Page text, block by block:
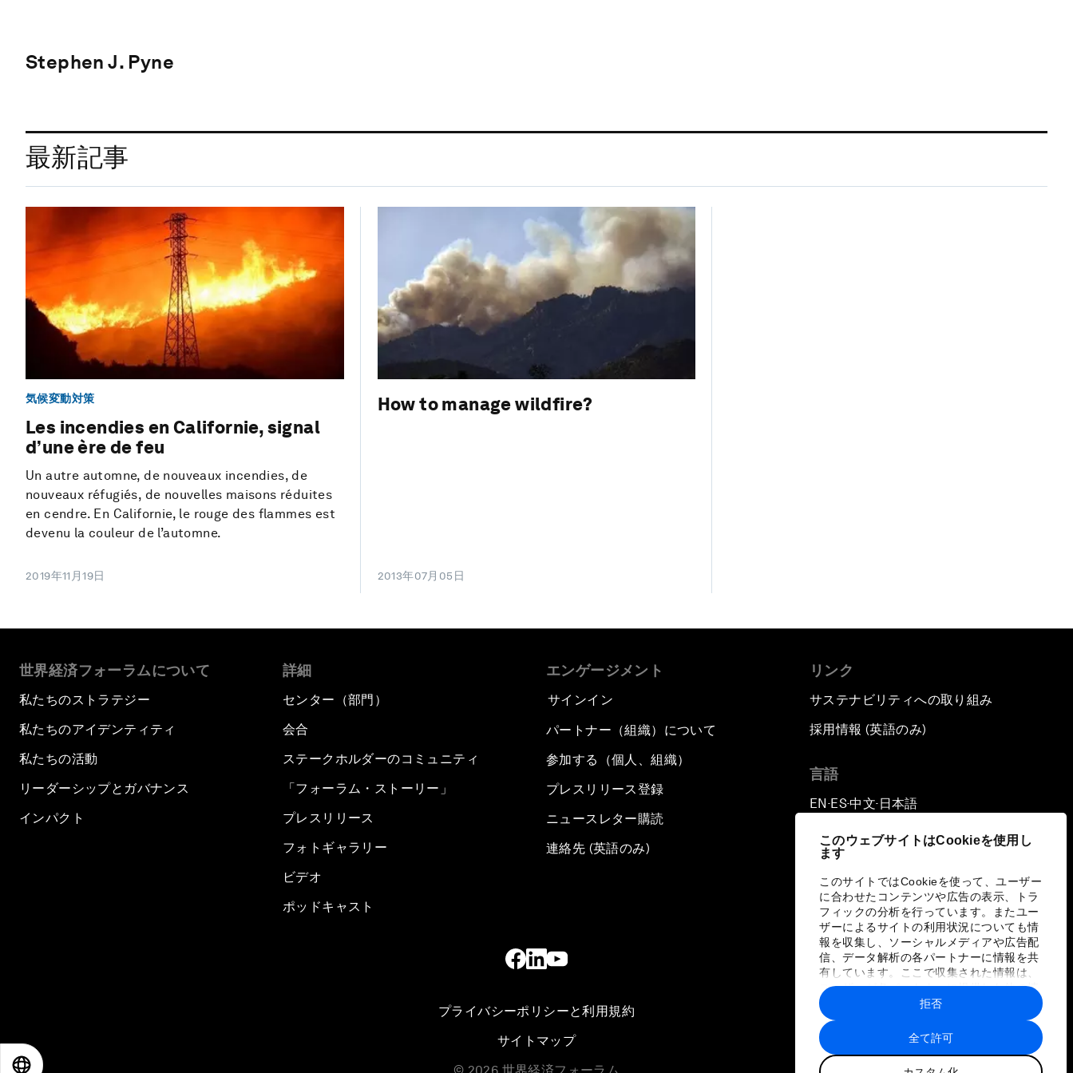
このウェブサイトはCookieを使用し
ます
このサイトではCookieを使って、ユーザー
に合わせたコンテンツや広告の表示、トラ
フィックの分析を行っています。またユー
ザーによるサイトの利用状況についても情
報を収集し、ソーシャルメディアや広告配
信、データ解析の各パートナーに情報を共
有しています。ここで収集された情報は、
ユーザーが各パートナーに提供した他の情
報や各パートナーのサービスを使用した際
に収集された情報と組み合わされ、各パー
トナーによって使用されることがありま
す。
全て許可
拒否
Stephen J. Pyne
最新記事
気候変動対策
Les incendies en Californie, signal
d’une ère de feu
Un autre automne, de nouveaux incendies, de
nouveaux réfugiés, de nouvelles maisons réduites
en cendre. En Californie, le rouge des flammes est
devenu la couleur de l’automne.
2019年11月19日
How to manage wildfire?
2013年07月05日
世界経済フォーラムについて
私たちのストラテジー
私たちのアイデンティティ
私たちの活動
リーダーシップとガバナンス
インパクト
詳細
センター（部門）
会合
ステークホルダーのコミュニティ
「フォーラム・ストーリー」
プレスリリース
フォトギャラリー
ビデオ
ポッドキャスト
エンゲージメント
サインイン
パートナー（組織）について
参加する（個人、組織）
プレスリリース登録
ニュースレター購読
連絡先 (英語のみ)
リンク
サステナビリティへの取り組み
採用情報 (英語のみ)
言語
EN ▪ ES▪中文▪ 日本語
プライバシーポリシーと利用規約
サイトマップ